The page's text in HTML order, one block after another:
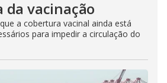
vacinação
a cobertura vacinal ainda está
para impedir a circulação do